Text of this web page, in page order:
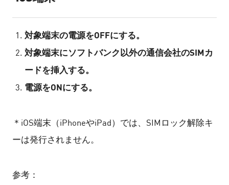
対象端末の電源をOFFにする。
対象端末にソフトバンク以外の通信会社のSIMカ
ードを挿入する。
電源をONにする。
＊iOS端末（iPhoneやiPad）では、SIMロック解除キ
ーは発行されません。
参考：